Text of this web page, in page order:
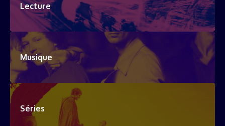
Lecture
Musique
Séries